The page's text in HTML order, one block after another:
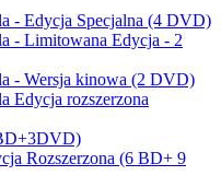
- Edycja Specjalna (4 DVD)
- Limitowana Edycja - 2
- Wersja kinowa (2 DVD)
Edycja rozszerzona
Rozszerzona (6 BD+ 9